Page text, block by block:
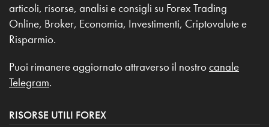
articoli, risorse, analisi e consigli su Forex Trading
Online, Broker, Economia, Investimenti, Criptovalute e
Risparmio.
Puoi rimanere aggiornato attraverso il nostro canale
Telegram.
RISORSE UTILI FOREX